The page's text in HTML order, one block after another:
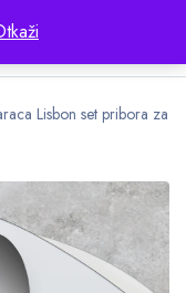
Lisbon set pribora za